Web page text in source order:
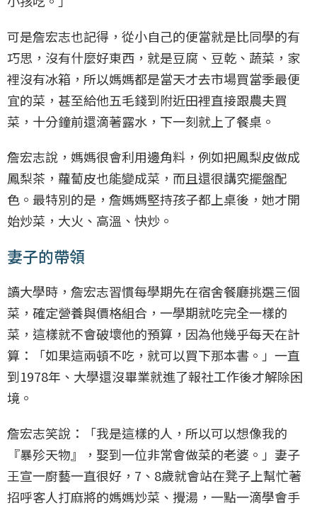
可是詹宏志也記得，從小自己的便當就是比同學的有
巧思，沒有什麼好東西，就是豆腐、豆乾、蔬菜，家
裡沒有冰箱，所以媽媽都是當天才去市場買當季最便
宜的菜，甚至給他五毛錢到附近田裡直接跟農夫買
菜，十分鐘前還滴著露水，下一刻就上了餐桌。
詹宏志說，媽媽很會利用邊角料，例如把鳳梨皮做成
鳳梨茶，蘿蔔皮也能變成菜，而且還很講究擺盤配
色。最特別的是，詹媽媽堅持孩子都上桌後，她才開
始炒菜，大火、高溫、快炒。
妻子的帶領
讀大學時，詹宏志習慣每學期先在宿舍餐廳挑選三個
菜，確定營養與價格組合，一學期就吃完全一樣的
菜，這樣就不會破壞他的預算，因為他幾乎每天在計
算：「如果這兩頓不吃，就可以買下那本書。」一直
到1978年、大學還沒畢業就進了報社工作後才解除困
境。
詹宏志笑說：「我是這樣的人，所以可以想像我的
『暴殄天物』，娶到一位非常會做菜的老婆。」妻子
王宣一廚藝一直很好，7、8歲就會站在凳子上幫忙著
招呼客人打麻將的媽媽炒菜、攪湯，一點一滴學會手